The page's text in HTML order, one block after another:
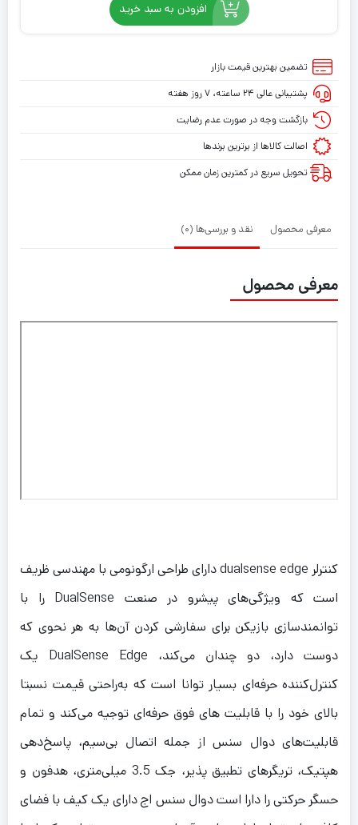
افزودن به سبد خرید
تضمین بهترین قیمت بازار
پشتیبانی عالی ۲۴ ساعته، ۷ روز هفته
بازگشت وجه در صورت عدم رضایت
اصالت کالاها از برترین برندها
تحویل سریع در کمترین زمان ممکن
معرفی محصول نقد و بررسی‌ها (0)
معرفی محصول
کنترلر dualsense edge دارای طراحی ارگونومی با مهندسی ظریف
است که ویژگی‌های پیشرو در صنعت DualSense را با
توانمندسازی بازیکن برای سفارشی کردن آن‌ها به هر نحوی که
دوست دارد، دو چندان می‌کند، DualSense Edge یک
کنترل‌کننده حرفه‌ای بسیار توانا است که به‌راحتی قیمت نسبتا
بالای خود را با قابلیت های فوق حرفه‌ای توجیه می‌کند و تمام
قابلیت‌های دوال سنس از جمله اتصال بی‌سیم، پاسخ‌دهی
هپتیک، تریگرهای تطبیق پذیر، جک 3.5 میلی‌متری، هدفون و
حسگر حرکتی را دارا است دوال سنس اج دارای یک کیف با فضای